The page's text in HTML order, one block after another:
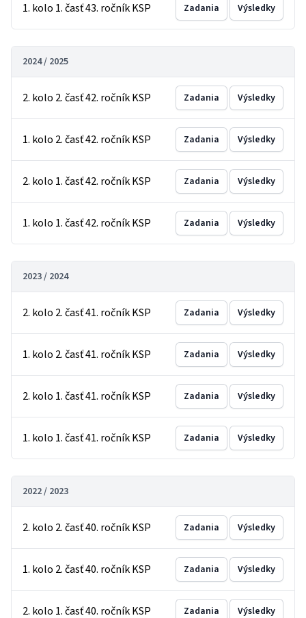
1. kolo 1. časť 43. ročník KSP Zadania Výsledky
2024 / 2025
2. kolo 2. časť 42. ročník KSP Zadania Výsledky
1. kolo 2. časť 42. ročník KSP Zadania Výsledky
2. kolo 1. časť 42. ročník KSP Zadania Výsledky
1. kolo 1. časť 42. ročník KSP Zadania Výsledky
2023 / 2024
2. kolo 2. časť 41. ročník KSP Zadania Výsledky
1. kolo 2. časť 41. ročník KSP Zadania Výsledky
2. kolo 1. časť 41. ročník KSP Zadania Výsledky
1. kolo 1. časť 41. ročník KSP Zadania Výsledky
2022 / 2023
2. kolo 2. časť 40. ročník KSP Zadania Výsledky
1. kolo 2. časť 40. ročník KSP Zadania Výsledky
2. kolo 1. časť 40. ročník KSP Zadania Výsledky